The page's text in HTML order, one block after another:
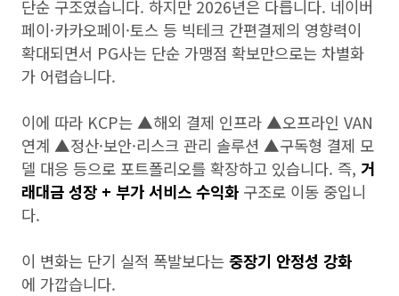
단순 구조였습니다. 하지만 2026년은 다릅니다. 네이버
페이·카카오페이·토스 등 빅테크 간편결제의 영향력이
확대되면서 PG사는 단순 가맹점 확보만으로는 차별화
가 어렵습니다.
이에 따라 KCP는 ▲해외 결제 인프라 ▲오프라인 VAN
연계 ▲정산·보안·리스크 관리 솔루션 ▲구독형 결제 모
델 대응 등으로 포트폴리오를 확장하고 있습니다. 즉, 거
래대금 성장 + 부가 서비스 수익화 구조로 이동 중입니
다.
이 변화는 단기 실적 폭발보다는 중장기 안정성 강화
에 가깝습니다.